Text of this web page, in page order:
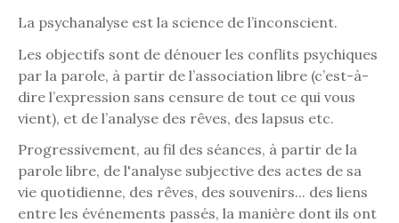
La psychanalyse est la science de l’inconscient.
Les objectifs sont de dénouer les conflits psychiques
par la parole, à partir de l’association libre (c’est-à-
dire l’expression sans censure de tout ce qui vous
vient), et de l’analyse des rêves, des lapsus etc.
Progressivement, au fil des séances, à partir de la
parole libre, de l'analyse subjective des actes de sa
vie quotidienne, des rêves, des souvenirs... des liens
entre les événements passés, la manière dont ils ont